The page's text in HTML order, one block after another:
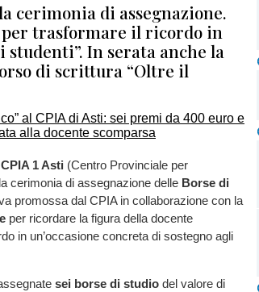
cerimonia di assegnazione.
per trasformare il ricordo in
studenti”. In serata anche la
di scrittura “Oltre il
CPIA 1 Asti (Centro Provinciale per
cerimonia di assegnazione delle Borse di
promossa dal CPIA in collaborazione con la
per ricordare la figura della docente
in un’occasione concreta di sostegno agli
sei borse di studio del valore di